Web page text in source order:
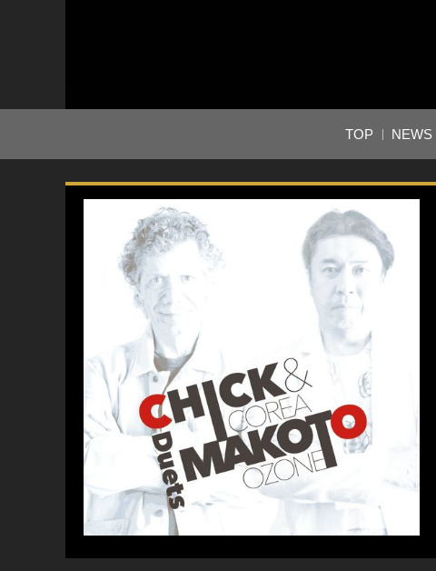
TOP NEWS